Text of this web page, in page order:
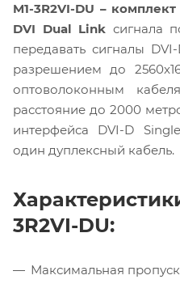
M1-3R2VI-DU –
DVI Dual Link сигнала
передавать сигналы
разрешением до
оптоволоконным
расстояние до 2000
интерфейса DVI-D
один дуплексный кабель.
3R2VI-DU:
Максимальная